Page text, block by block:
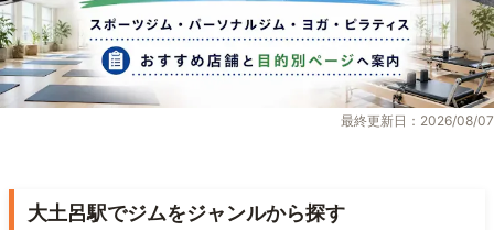
最終更新日：2026/08/07
大土呂駅でジムをジャンルから探す